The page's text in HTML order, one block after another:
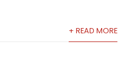
+ READ MORE